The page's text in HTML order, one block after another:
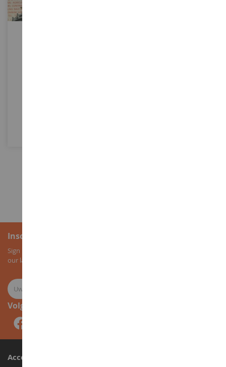
Inschrijving voor de nieuwsbrief
Sign up for our newsletter to receive all our special offers, as well as
our latest news about agricultural miniatures.
Volg ons
Account